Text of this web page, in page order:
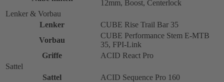
12mm, Boost, Centerlock
Lenker & Vorbau
Lenker
CUBE Rise Trail Bar 35
Vorbau
CUBE Performance Stem E-MTB
35, FPI-Link
Griffe
ACID React Pro
Sattel
Sattel
ACID Sequence Pro 160